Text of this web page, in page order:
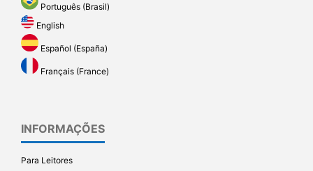
Português (Brasil)
English
Español (España)
Français (France)
INFORMAÇÕES
Para Leitores